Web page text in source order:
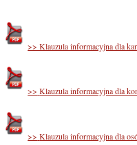
>> Klauzula informacyjna dla
>> Klauzula informacyjna dla
>> Klauzula informacyjna dla